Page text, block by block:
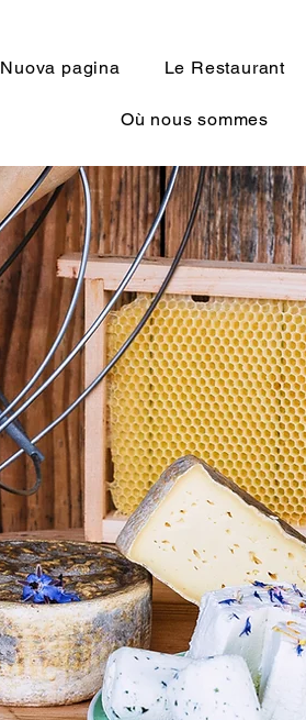
Nuova pagina Le Restaurant
Où nous sommes